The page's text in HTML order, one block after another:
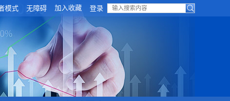
模式 无障碍 加入收藏 登录